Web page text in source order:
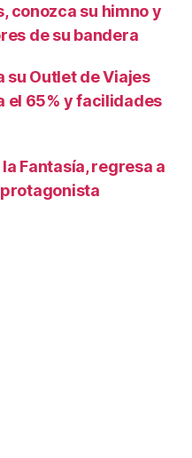
conozca su himno y
de su bandera
su Outlet de Viajes
el 65% y facilidades
la Fantasía, regresa a